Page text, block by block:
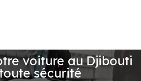
voiture au Djibouti
sécurité